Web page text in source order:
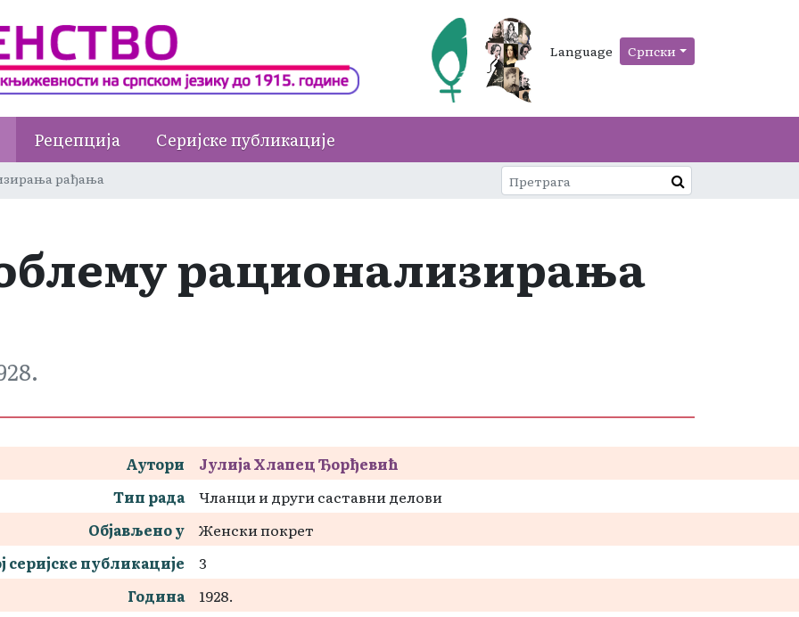
Language Српски
Рецепција Серијске публикације
рађања
рационализирања
Аутори
Јулија Хлапец Ђорђевић
Тип рада
Чланци и други саставни делови
Објављено у
Женски покрет
серијске публикације
3
Година
1928.